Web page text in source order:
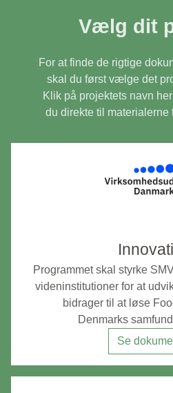
Vælg dit
For at finde de rigtige
skal du først vælge det
Klik på projektets navn
du direkte til materialerne
Programmet skal styrke
videninstitutioner for at
bidrager til at løse
Denmarks
Se